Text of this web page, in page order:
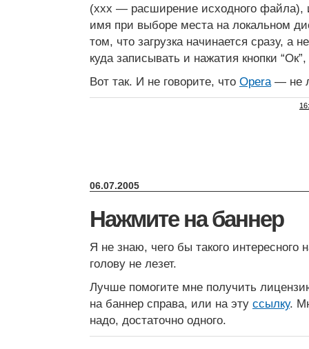
(xxx — расширение исходного файла),
имя при выборе места на локальном
том, что загрузка начинается сразу, а
куда записывать и нажатия кнопки
Вот так. И не говорите, что Opera— не
06.07.2005
Нажмите на баннер
Я не знаю, чего бы такого интересного
голову не лезет.
Лучше помогите мне получить
на баннер справа, или на эту ссылку.
надо, достаточно одного.